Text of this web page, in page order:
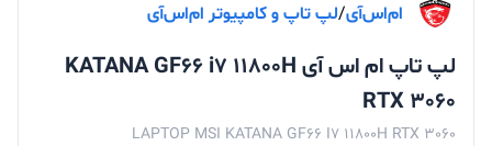
ام‌اس‌آی/لپ تاپ و کامپیوتر ام‌اس‌آی
لپ تاپ ام اس آی KATANA GF66 i7 11800H
RTX 3060
LAPTOP MSI KATANA GF66 I7 11800H RTX 3060